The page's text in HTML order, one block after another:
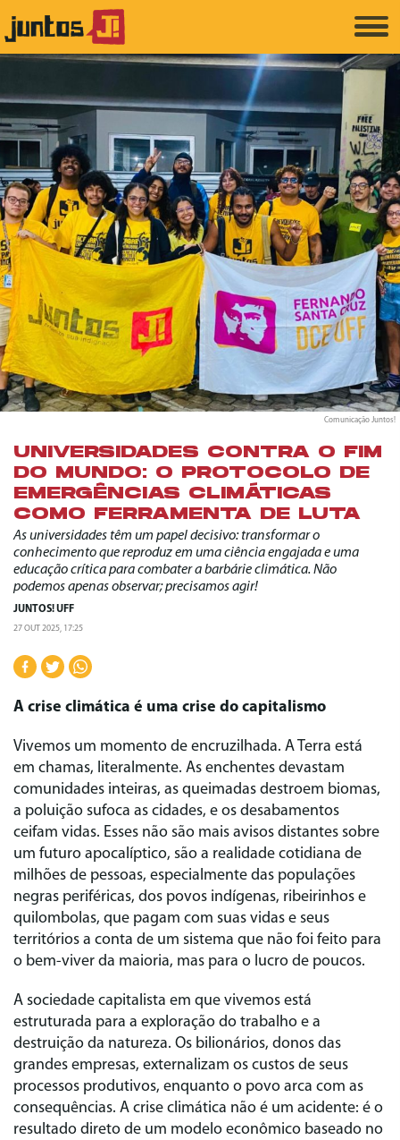
Comunicação Juntos!
UNIVERSIDADES CONTRA O FIM
DO MUNDO: O PROTOCOLO DE
EMERGÊNCIAS CLIMÁTICAS
COMO FERRAMENTA DE LUTA
As universidades têm um papel decisivo: transformar o
conhecimento que reproduz em uma ciência engajada e uma
educação crítica para combater a barbárie climática. Não
podemos apenas observar; precisamos agir!
JUNTOS! UFF
27 OUT 2025, 17:25
A crise climática é uma crise do capitalismo
Vivemos um momento de encruzilhada. A Terra está
em chamas, literalmente. As enchentes devastam
comunidades inteiras, as queimadas destroem biomas,
a poluição sufoca as cidades, e os desabamentos
ceifam vidas. Esses não são mais avisos distantes sobre
um futuro apocalíptico, são a realidade cotidiana de
milhões de pessoas, especialmente das populações
negras periféricas, dos povos indígenas, ribeirinhos e
quilombolas, que pagam com suas vidas e seus
territórios a conta de um sistema que não foi feito para
o bem-viver da maioria, mas para o lucro de poucos.
A sociedade capitalista em que vivemos está
estruturada para a exploração do trabalho e a
destruição da natureza. Os bilionários, donos das
grandes empresas, externalizam os custos de seus
processos produtivos, enquanto o povo arca com as
consequências. A crise climática não é um acidente: é o
resultado direto de um modelo econômico baseado no